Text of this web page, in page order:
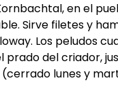
en el
Sirve filetes y
Los peludos
prado del criador,
lunes y